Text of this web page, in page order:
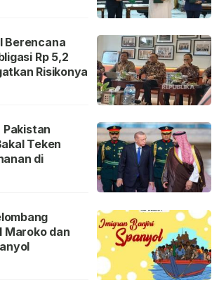
Berencana
Rp 5,2
Risikonya
Pakistan
Teken
di
Maroko dan